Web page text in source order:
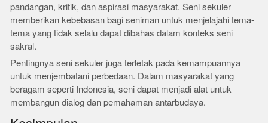
pandangan, kritik, dan aspirasi masyarakat. Seni sekuler
memberikan kebebasan bagi seniman untuk menjelajahi tema-
tema yang tidak selalu dapat dibahas dalam konteks seni
sakral.
Pentingnya seni sekuler juga terletak pada kemampuannya
untuk menjembatani perbedaan. Dalam masyarakat yang
beragam seperti Indonesia, seni dapat menjadi alat untuk
membangun dialog dan pemahaman antarbudaya.